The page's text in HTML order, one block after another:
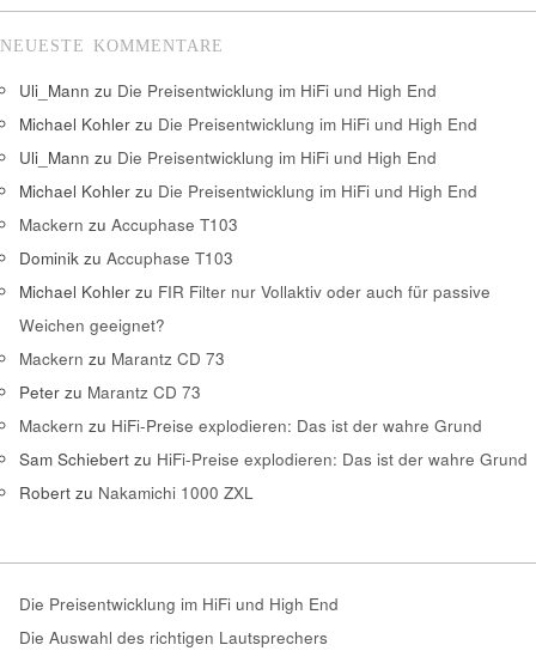
NEUESTE KOMMENTARE
Uli_Mann zu Die Preisentwicklung im HiFi und High End
Michael Kohler zu Die Preisentwicklung im HiFi und High End
Uli_Mann zu Die Preisentwicklung im HiFi und High End
Michael Kohler zu Die Preisentwicklung im HiFi und High End
Mackern zu Accuphase T103
Dominik zu Accuphase T103
Michael Kohler zu FIR Filter nur Vollaktiv oder auch für passive
Weichen geeignet?
Mackern zu Marantz CD 73
Peter zu Marantz CD 73
Mackern zu HiFi-Preise explodieren: Das ist der wahre Grund
Sam Schiebert zu HiFi-Preise explodieren: Das ist der wahre Grund
Robert zu Nakamichi 1000 ZXL
Die Preisentwicklung im HiFi und High End
Die Auswahl des richtigen Lautsprechers